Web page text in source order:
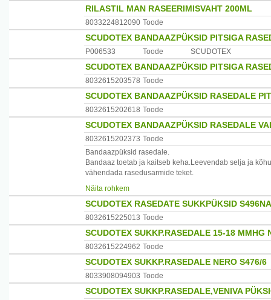
RILASTIL MAN RASEERIMISVAHT 200ML
8033224812090 Toode
SCUDOTEX BANDAAZPÜKSID PITSIGA
P006533 Toode SCUDOTEX
SCUDOTEX BANDAAZPÜKSID PITSIGA
8032615203578 Toode
SCUDOTEX BANDAAZPÜKSID RASEDALE
8032615202618 Toode
SCUDOTEX BANDAAZPÜKSID RASEDALE
8032615202373 Toode
Bandaazpüksid rasedale.
Bandaaz toetab ja kaitseb keha.Leevendab selja ja
vähendada rasedusarmide teket.
Koostis:puuvill 36%,polüamiid 46%,elastaan 18%.
Suurus 7 puusaümbermõõt 116-124cm.
Tootja:Itaalia
Maaletooja :EPP AS,tel.4330910,e-post epp@epp.ee
Näita rohkem
SCUDOTEX RASEDATE SUKKPÜKSID
8032615225013 Toode
SCUDOTEX SUKKP.RASEDALE 15-18 MMHG
8032615224962 Toode
SCUDOTEX SUKKP.RASEDALE NERO S476/6
8033908094903 Toode
SCUDOTEX SUKKP.RASEDALE,VENIVA